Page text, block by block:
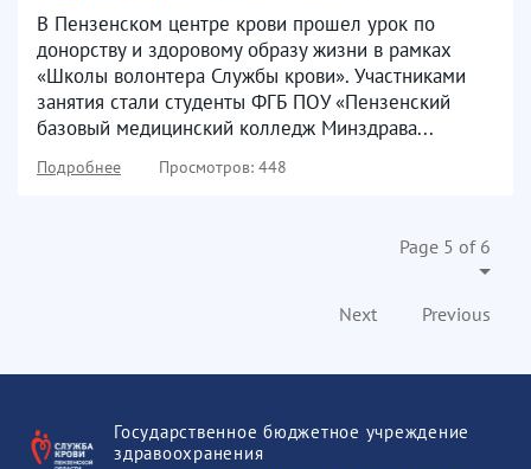
В Пензенском центре крови прошел урок по
донорству и здоровому образу жизни в рамках
«Школы волонтера Службы крови». Участниками
занятия стали студенты ФГБ ПОУ «Пензенский
базовый медицинский колледж Минздрава...
Подробнее Просмотров: 448
Page 5 of 6
Previous
Next
Государственное бюджетное учреждение
здравоохранения